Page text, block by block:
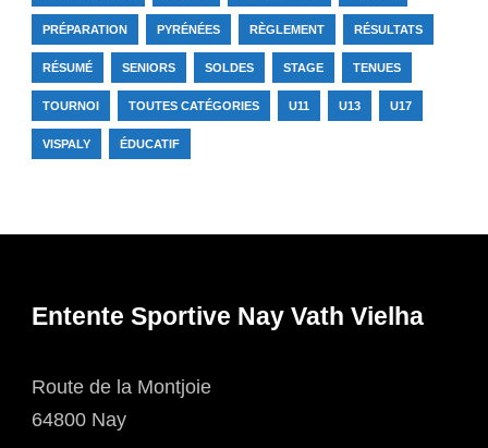
PRÉPARATION PYRÉNÉES RÈGLEMENT RÉSULTATS
RÉSUMÉ SENIORS SOLDES STAGE TENUES
TOURNOI TOUTES CATÉGORIES U11 U13 U17
VISPALY ÉDUCATIF
Entente Sportive Nay Vath Vielha
Route de la Montjoie
64800 Nay